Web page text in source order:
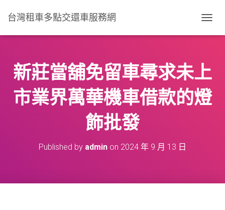
台灣租車多點交還車服務網
O
E
A
V
新莊當舖免留車尋求未上
市業界萬華機車借款的燈
飾批發
Published by admin on 2024 年 9 月 13 日